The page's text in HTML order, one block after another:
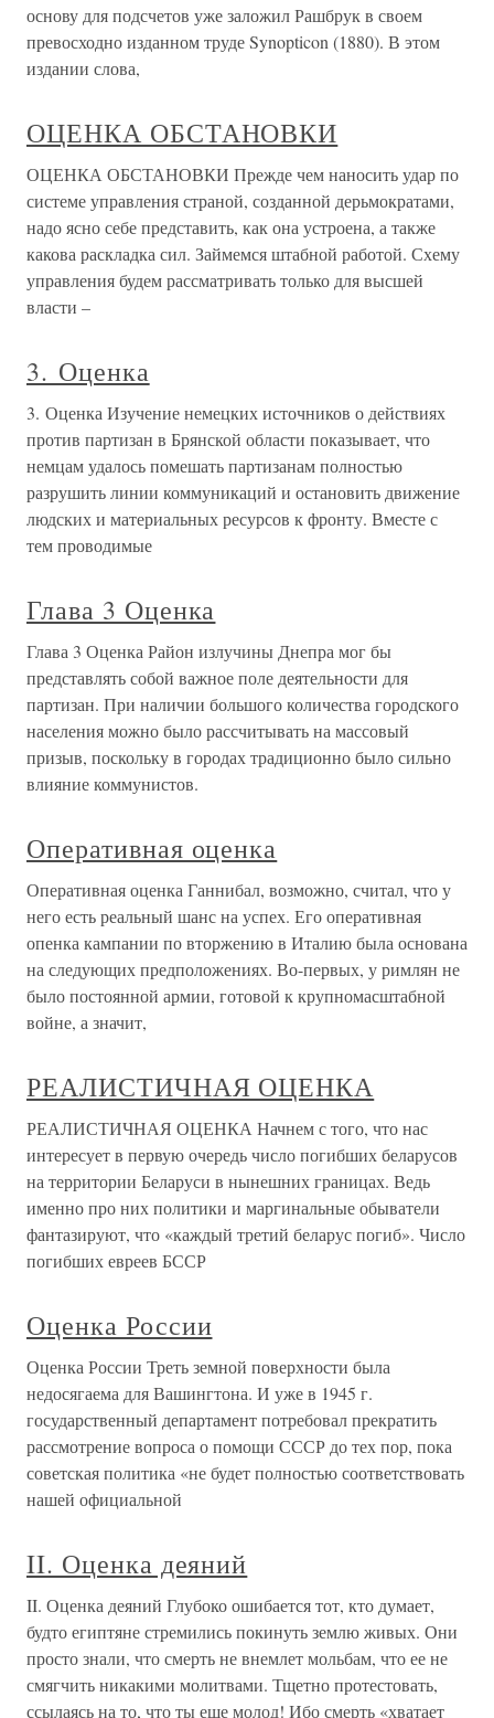
основу для подсчетов уже заложил Рашбрук в своем
превосходно изданном труде Synopticon (1880). В этом
издании слова,
ОЦЕНКА ОБСТАНОВКИ
ОЦЕНКА ОБСТАНОВКИ Прежде чем наносить удар по
системе управления страной, созданной дерьмократами,
надо ясно себе представить, как она устроена, а также
какова раскладка сил. Займемся штабной работой. Схему
управления будем рассматривать только для высшей
власти –
3. Оценка
3. Оценка Изучение немецких источников о действиях
против партизан в Брянской области показывает, что
немцам удалось помешать партизанам полностью
разрушить линии коммуникаций и остановить движение
людских и материальных ресурсов к фронту. Вместе с
тем проводимые
Глава 3 Оценка
Глава 3 Оценка Район излучины Днепра мог бы
представлять собой важное поле деятельности для
партизан. При наличии большого количества городского
населения можно было рассчитывать на массовый
призыв, поскольку в городах традиционно было сильно
влияние коммунистов.
Оперативная оценка
Оперативная оценка Ганнибал, возможно, считал, что у
него есть реальный шанс на успех. Его оперативная
опенка кампании по вторжению в Италию была основана
на следующих предположениях. Во-первых, у римлян не
было постоянной армии, готовой к крупномасштабной
войне, а значит,
РЕАЛИСТИЧНАЯ ОЦЕНКА
РЕАЛИСТИЧНАЯ ОЦЕНКА Начнем с того, что нас
интересует в первую очередь число погибших беларусов
на территории Беларуси в нынешних границах. Ведь
именно про них политики и маргинальные обыватели
фантазируют, что «каждый третий беларус погиб». Число
погибших евреев БССР
Оценка России
Оценка России Треть земной поверхности была
недосягаема для Вашингтона. И уже в 1945 г.
государственный департамент потребовал прекратить
рассмотрение вопроса о помощи СССР до тех пор, пока
советская политика «не будет полностью соответствовать
нашей официальной
II. Оценка деяний
II. Оценка деяний Глубоко ошибается тот, кто думает,
будто египтяне стремились покинуть землю живых. Они
просто знали, что смерть не внемлет мольбам, что ее не
смягчить никакими молитвами. Тщетно протестовать,
ссылаясь на то, что ты еще молод! Ибо смерть «хватает